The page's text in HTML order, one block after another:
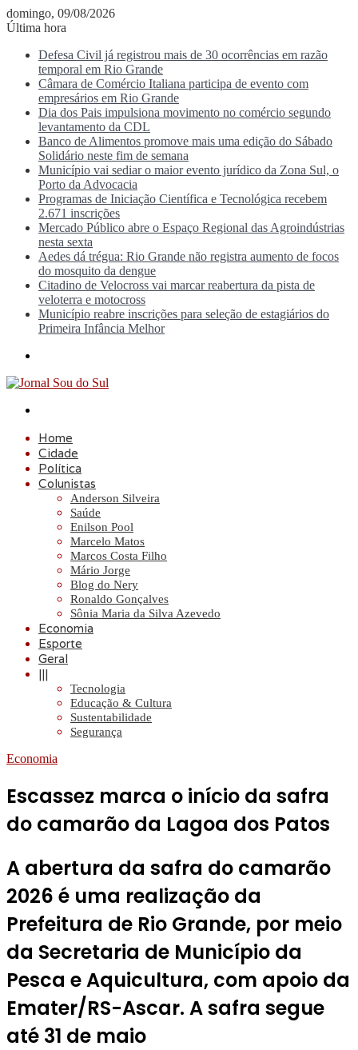
domingo, 09/08/2026
Última hora
Defesa Civil já registrou mais de 30 ocorrências em razão
temporal em Rio Grande
Câmara de Comércio Italiana participa de evento com
empresários em Rio Grande
Dia dos Pais impulsiona movimento no comércio segundo
levantamento da CDL
Banco de Alimentos promove mais uma edição do Sábado
Solidário neste fim de semana
Município vai sediar o maior evento jurídico da Zona Sul, o
Porto da Advocacia
Programas de Iniciação Científica e Tecnológica recebem
2.671 inscrições
Mercado Público abre o Espaço Regional das Agroindústrias
nesta sexta
Aedes dá trégua: Rio Grande não registra aumento de focos
do mosquito da dengue
Citadino de Velocross vai marcar reabertura da pista de
veloterra e motocross
Município reabre inscrições para seleção de estagiários do
Primeira Infância Melhor
Home
Cidade
Política
Colunistas
Anderson Silveira
Saúde
Enilson Pool
Marcelo Matos
Marcos Costa Filho
Mário Jorge
Blog do Nery
Ronaldo Gonçalves
Sônia Maria da Silva Azevedo
Economia
Esporte
Geral
|||
Tecnologia
Educação & Cultura
Sustentabilidade
Segurança
Economia
Escassez marca o início da safra
do camarão da Lagoa dos Patos
A abertura da safra do camarão
2026 é uma realização da
Prefeitura de Rio Grande, por meio
da Secretaria de Município da
Pesca e Aquicultura, com apoio da
Emater/RS-Ascar. A safra segue
até 31 de maio